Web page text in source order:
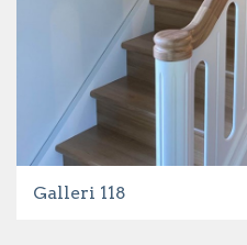
Galleri 118